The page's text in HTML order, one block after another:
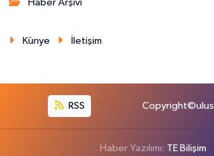
Haber Arşivi
Künye İletişim
RSS
Haber Yazılımı: TE Bilişim